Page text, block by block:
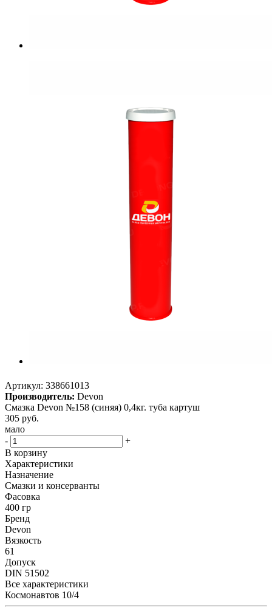
Артикул: 338661013
Производитель: Devon
Смазка Devon №158 (синяя) 0,4кг. туба картуш
305 руб.
мало
-
+
В корзину
Характеристики
Назначение
Смазки и консерванты
Фасовка
400 гр
Бренд
Devon
Вязкость
61
Допуск
DIN 51502
Все характеристики
Космонавтов 10/4